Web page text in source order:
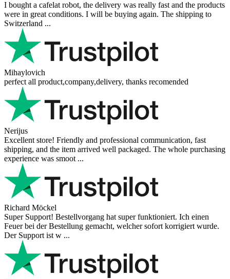
I bought a cafelat robot, the delivery was really fast and the products
were in great conditions. I will be buying again. The shipping to
Switzerland ...
Mihaylovich
perfect all product,company,delivery, thanks recomended
Nerijus
Excellent store! Friendly and professional communication, fast
shipping, and the item arrived well packaged. The whole purchasing
experience was smoot ...
Richard Möckel
Super Support! Bestellvorgang hat super funktioniert. Ich einen
Feuer bei der Bestellung gemacht, welcher sofort korrigiert wurde.
Der Support ist w ...